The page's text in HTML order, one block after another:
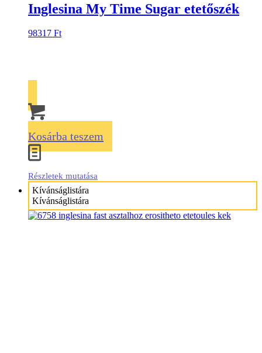
Inglesina My Time Sugar etetőszék
98317 Ft
Kosárba teszem
Részletek mutatása
Kívánságlistára
Kívánságlistára